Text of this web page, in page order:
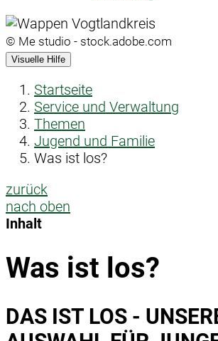
© Me studio - stock.adobe.com
Visuelle Hilfe
Startseite
Service und Verwaltung
Themen
Jugend und Familie
Was ist los?
zurück
nach oben
Inhalt
Was ist los?
DAS IST LOS -